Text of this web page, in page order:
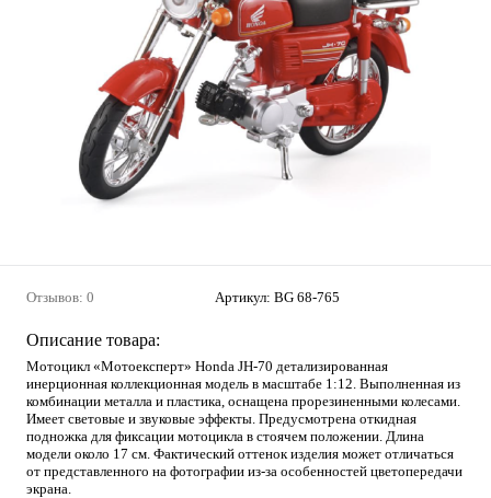
Отзывов: 0 Артикул: BG 68-765
Описание товара:
Мотоцикл «Мотоексперт» Honda JH-70 детализированная
инерционная коллекционная модель в масштабе 1:12. Выполненная из
комбинации металла и пластика, оснащена прорезиненными колесами.
Имеет световые и звуковые эффекты. Предусмотрена откидная
подножка для фиксации мотоцикла в стоячем положении. Длина
модели около 17 см. Фактический оттенок изделия может отличаться
от представленного на фотографии из-за особенностей цветопередачи
экрана.